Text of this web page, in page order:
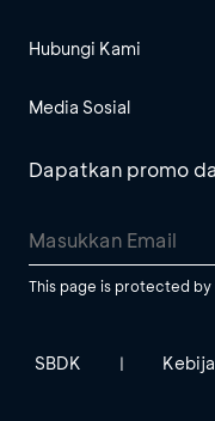
Hubungi Kami
Media Sosial
Dapatkan promo
This page is protected by
SBDK |